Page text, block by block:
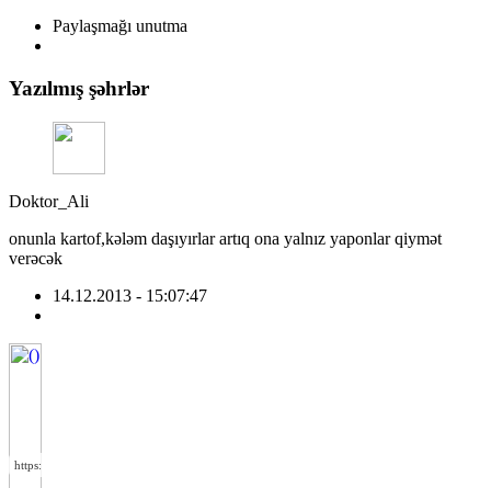
Paylaşmağı unutma
Yazılmış şəhrlər
Doktor_Ali
onunla kartof,kələm daşıyırlar artıq ona yalnız yaponlar qiymət
verəcək
14.12.2013 - 15:07:47
https://wa.me/994552244433